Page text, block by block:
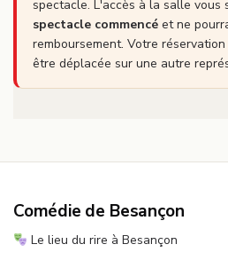
spectacle. L'accès à la salle vous
spectacle commencé et ne
remboursement. Votre
être déplacée sur une autre
Comédie de Besançon
Le lieu du rire à Besançon